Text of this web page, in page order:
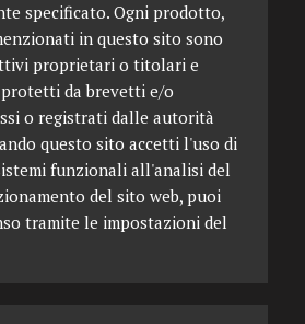
specificato. Ogni prodotto,
in questo sito sono
proprietari o titolari e
protetti da brevetti e/o
o registrati dalle autorità
questo sito accetti l'uso di
funzionali all'analisi del
del sito web, puoi
tramite le impostazioni del